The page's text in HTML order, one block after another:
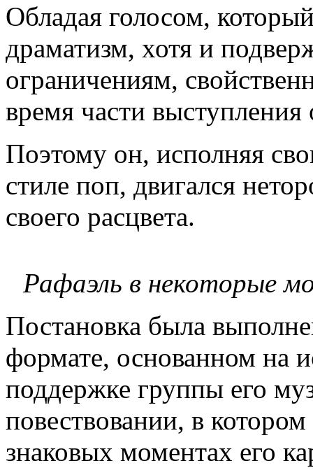
Обладая голосом,
драматизм, хотя и
ограничениям,
время части выступления
Поэтому он, исполняя
стиле поп, двигался
своего расцвета.
Рафаэль в некоторые
Постановка была
формате, основанном на
поддержке группы его
повествовании, в
знаковых моментах его